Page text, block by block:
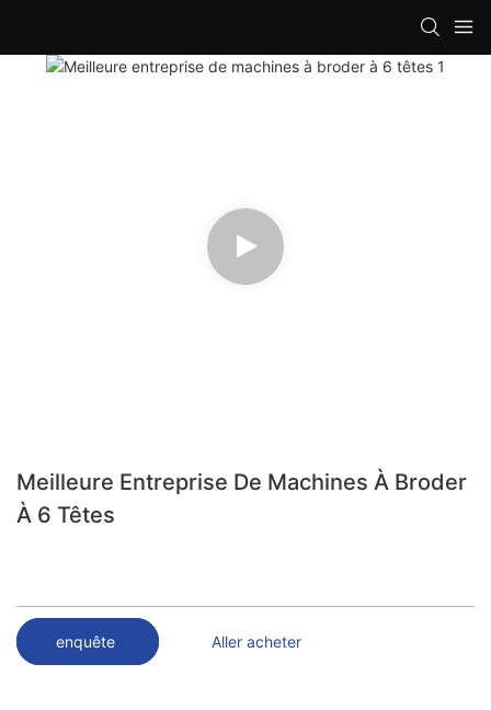
Meilleure Entreprise De Machines À Broder
À 6 Têtes
enquête Aller acheter